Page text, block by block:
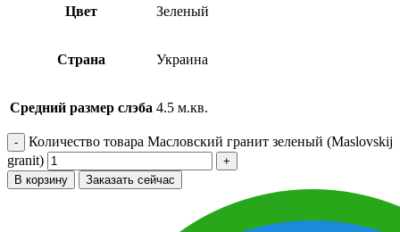
Цвет Зеленый
Страна Украина
Средний размер слэба 4.5 м.кв.
Количество товара Масловский гранит зеленый (Maslovskij
granit)
В корзину Заказать сейчас